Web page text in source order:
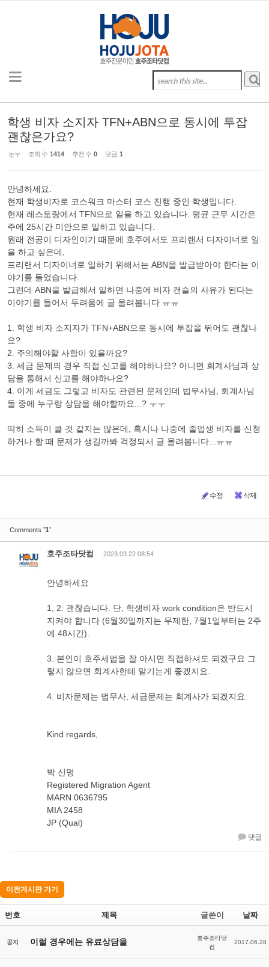
학생 비자 소지자 TFN+ABN으로 동시에 투잡
괜찮은가요?
눈누 조회 수 1414 추천 수 0 댓글 1
안녕하세요.
현재 학생비자로 코스워크 마스터 코스 진행 중인 학생입니다.
현재 레스토랑에서 TFN으로 일을 하고 있습니다. 평균 근무 시간은
주에 25시간 미안으로 일하고 있습니다.
원래 전공이 디자인이기 때문에 호주에서도 프리랜서 디자이너로 일
을 하고 싶은데,
프리랜서 디자이너로 일하기 위해서는 ABN을 발급받아야 한다는 이
야기를 들었습니다.
그런데 ABN을 발급해서 일하면 나중에 비자 캔슬의 사유가 된다는
이야기를 들어서 두려움에 글 올려봅니다 ㅠㅠ
1. 학생 비자 소지자가 TFN+ABN으로 동시에 투잡을 뛰어도 괜찮나
요?
2. 주의해야할 사항이 있을까요?
3. 세금 문제의 경우 직접 신고를 해야하나요? 아니면 회계사님과 상
담을 통해서 신고를 해야하나요?
4. 이게 세금도 그렇고 비자도 관련된 문제인데 법무사님, 회계사님
둘 중에 누구랑 상담을 해야할까요...? ㅜㅜ
딱히 소득이 클 것 같지는 않은데, 혹시나 나중에 졸업생 비자를 신청
하거나 할 때 문제가 생길까봐 걱정되서 글 올려봅니다...ㅠㅠ
수정 삭제
Comments '1'
호주조타닷컴 2023.03.22 08:54
안녕하세요
1, 2: 괜찮습니다. 단, 학생비자 work condition은 반드시
지켜야 합니다 (6월30일까지는 무제한, 7월1일부터는 2주
에 48시간).
3. 본인이 호주세법을 잘 아시면 직접하셔도 되겠구요 그
렇지 않으면 회계사한테 맡기는게 좋겠지요.
4. 비자문제는 법무사, 세금문제는 회계사가 되겠지요.
Kind regards,
박 신명
Registered Migration Agent
MARN 0636795
MIA 2458
JP (Qual)
댓글
이전게시판 가기
번호 제목 글쓴이 날짜
공지 이럴 경우에는 유료상담을
호주조타닷
컴
2017.06.28